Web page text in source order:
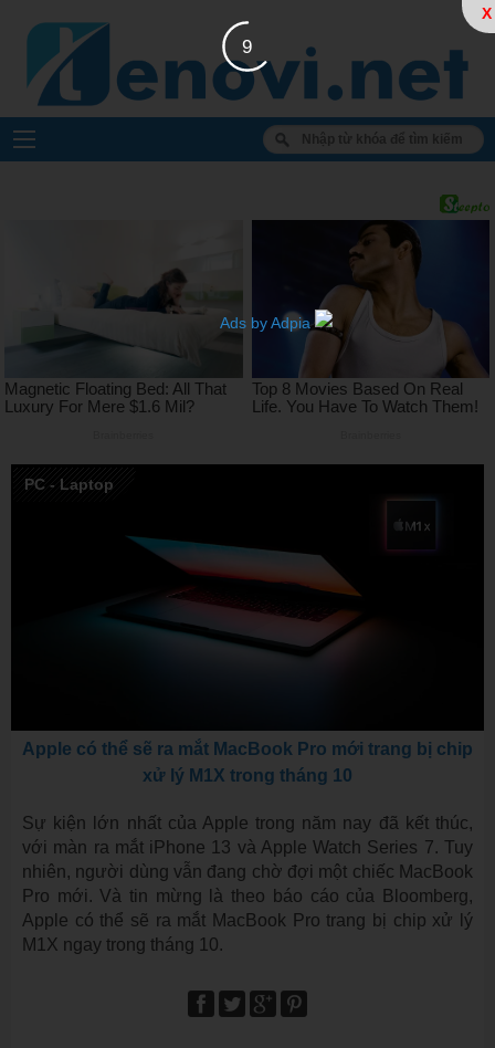
8
X
Ads by Adpia
PC - Laptop
Apple có thể sẽ ra mắt MacBook Pro mới trang bị chip
xử lý M1X trong tháng 10
Sự kiện lớn nhất của Apple trong năm nay đã kết thúc,
với màn ra mắt iPhone 13 và Apple Watch Series 7. Tuy
nhiên, người dùng vẫn đang chờ đợi một chiếc MacBook
Pro mới. Và tin mừng là theo báo cáo của Bloomberg,
Apple có thể sẽ ra mắt MacBook Pro trang bị chip xử lý
M1X ngay trong tháng 10.